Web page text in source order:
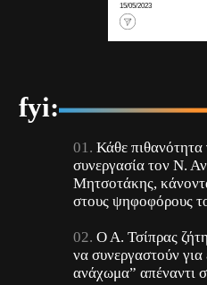
15/05/2023
fyi:
Κάθε πιθανότητα
συνεργασία τον Ν.
Μητσοτάκης,
στους ψηφοφόρους
Ο Α. Τσίπρας
να συνεργαστούν για
ανάχωμα” απέναντι